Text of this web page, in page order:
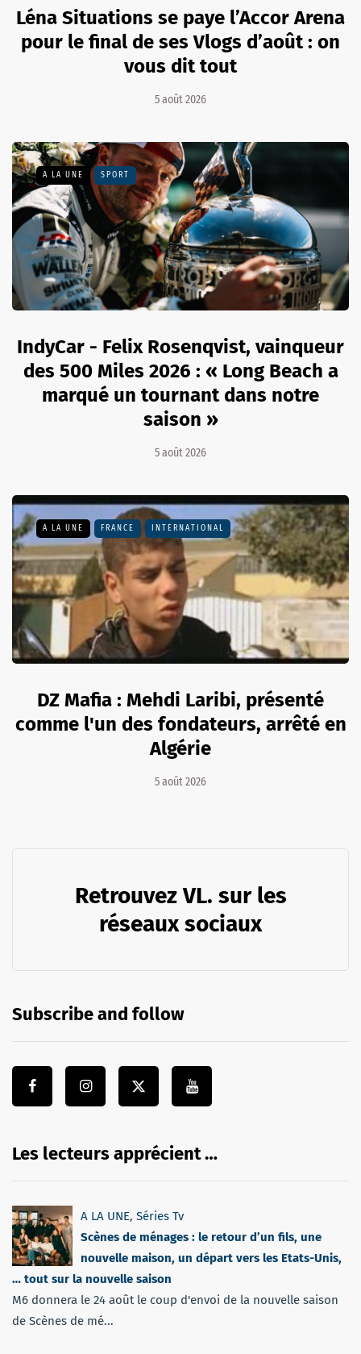
Léna Situations se paye l’Accor Arena
pour le final de ses Vlogs d’août : on
vous dit tout
5 août 2026
A LA UNE SPORT
IndyCar - Felix Rosenqvist, vainqueur
des 500 Miles 2026 : « Long Beach a
marqué un tournant dans notre
saison »
5 août 2026
A LA UNE FRANCE INTERNATIONAL
DZ Mafia : Mehdi Laribi, présenté
comme l'un des fondateurs, arrêté en
Algérie
5 août 2026
Retrouvez VL. sur les
réseaux sociaux
Subscribe and follow
Les lecteurs apprécient …
A LA UNE, Séries Tv
Scènes de ménages : le retour d’un fils, une
nouvelle maison, un départ vers les Etats-Unis,
… tout sur la nouvelle saison
M6 donnera le 24 août le coup d'envoi de la nouvelle saison
de Scènes de mé...